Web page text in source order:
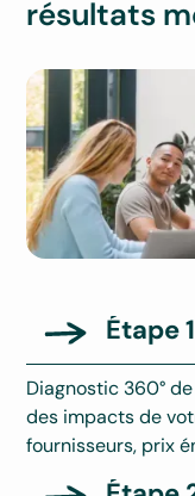
résultats
Étape
Diagnostic 360°
des impacts de
fournisseurs, prix